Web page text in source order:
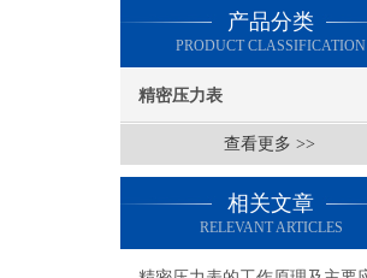
产品分类
PRODUCT CLASSIFICATION
精密压力表
查看更多 >>
相关文章
RELEVANT ARTICLES